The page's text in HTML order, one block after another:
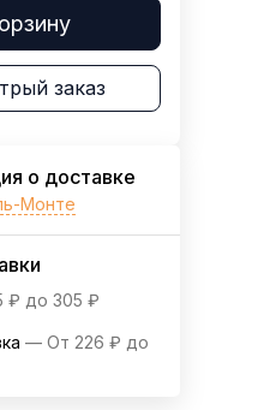
заказ
о доставке
Монте
₽ до 305₽
От 226₽ до